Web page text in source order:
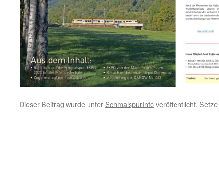
Dieser Beitrag wurde unter SchmalspurInfoveröffentlicht.